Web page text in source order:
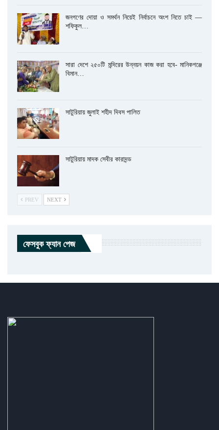
জনগণের দোয়া ও সমর্থন নিয়েই নির্বাচনে অংশ নিতে চাই —
শফিকুল…
সারা দেশে ২৫০টি মন্দিরের উন্নয়ন কাজ করা হবে- মানিকগঞ্জে
বিমান…
সাটুরিয়ায় জুলাই শহীদ দিবস পালিত
সাটুরিয়ায় মাদক সেবীর কারাদন্ড
PREV NEXT
ফেসবুক ফ্যান পেজ